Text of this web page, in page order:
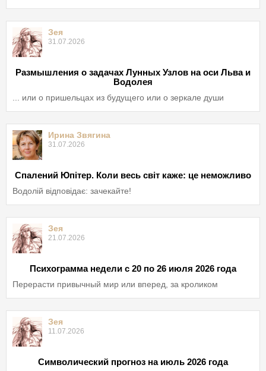
Зея
31.07.2026
Размышления о задачах Лунных Узлов на оси Льва и
Водолея
... или о пришельцах из будущего или о зеркале души
Ирина Звягина
31.07.2026
Спалений Юпітер. Коли весь світ каже: це неможливо
Водолій відповідає: зачекайте!
Зея
21.07.2026
Психограмма недели с 20 по 26 июля 2026 года
Перерасти привычный мир или вперед, за кроликом
Зея
11.07.2026
Символический прогноз на июль 2026 года